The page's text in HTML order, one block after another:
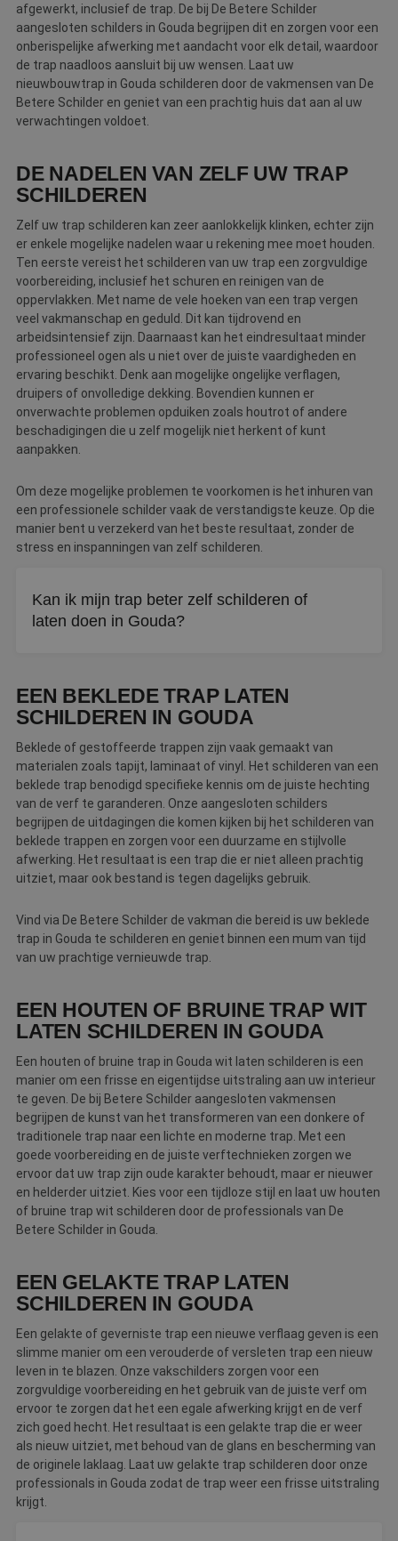
afgewerkt, inclusief de trap. De bij De Betere Schilder
aangesloten schilders in Gouda begrijpen dit en zorgen voor een
onberispelijke afwerking met aandacht voor elk detail, waardoor
de trap naadloos aansluit bij uw wensen. Laat uw
nieuwbouwtrap in Gouda schilderen door de vakmensen van De
Betere Schilder en geniet van een prachtig huis dat aan al uw
verwachtingen voldoet.
DE NADELEN VAN ZELF UW TRAP
SCHILDEREN
Zelf uw trap schilderen kan zeer aanlokkelijk klinken, echter zijn
er enkele mogelijke nadelen waar u rekening mee moet houden.
Ten eerste vereist het schilderen van uw trap een zorgvuldige
voorbereiding, inclusief het schuren en reinigen van de
oppervlakken. Met name de vele hoeken van een trap vergen
veel vakmanschap en geduld. Dit kan tijdrovend en
arbeidsintensief zijn. Daarnaast kan het eindresultaat minder
professioneel ogen als u niet over de juiste vaardigheden en
ervaring beschikt. Denk aan mogelijke ongelijke verflagen,
druipers of onvolledige dekking. Bovendien kunnen er
onverwachte problemen opduiken zoals houtrot of andere
beschadigingen die u zelf mogelijk niet herkent of kunt
aanpakken.
Om deze mogelijke problemen te voorkomen is het inhuren van
een professionele schilder vaak de verstandigste keuze. Op die
manier bent u verzekerd van het beste resultaat, zonder de
stress en inspanningen van zelf schilderen.
Kan ik mijn trap beter zelf schilderen of
laten doen in Gouda?
en een vakschilder herkent ook houtrot en andere
verborgen gebreken.
EEN BEKLEDE TRAP LATEN
SCHILDEREN IN GOUDA
Beklede of gestoffeerde trappen zijn vaak gemaakt van
materialen zoals tapijt, laminaat of vinyl. Het schilderen van een
beklede trap benodigd specifieke kennis om de juiste hechting
van de verf te garanderen. Onze aangesloten schilders
begrijpen de uitdagingen die komen kijken bij het schilderen van
beklede trappen en zorgen voor een duurzame en stijlvolle
afwerking. Het resultaat is een trap die er niet alleen prachtig
uitziet, maar ook bestand is tegen dagelijks gebruik.
Vind via De Betere Schilder de vakman die bereid is uw beklede
trap in Gouda te schilderen en geniet binnen een mum van tijd
van uw prachtige vernieuwde trap.
EEN HOUTEN OF BRUINE TRAP WIT
LATEN SCHILDEREN IN GOUDA
Een houten of bruine trap in Gouda wit laten schilderen is een
manier om een frisse en eigentijdse uitstraling aan uw interieur
te geven. De bij Betere Schilder aangesloten vakmensen
begrijpen de kunst van het transformeren van een donkere of
traditionele trap naar een lichte en moderne trap. Met een
goede voorbereiding en de juiste verftechnieken zorgen we
ervoor dat uw trap zijn oude karakter behoudt, maar er nieuwer
en helderder uitziet. Kies voor een tijdloze stijl en laat uw houten
of bruine trap wit schilderen door de professionals van De
Betere Schilder in Gouda.
EEN GELAKTE TRAP LATEN
SCHILDEREN IN GOUDA
Een gelakte of geverniste trap een nieuwe verflaag geven is een
slimme manier om een verouderde of versleten trap een nieuw
leven in te blazen. Onze vakschilders zorgen voor een
zorgvuldige voorbereiding en het gebruik van de juiste verf om
ervoor te zorgen dat het een egale afwerking krijgt en de verf
zich goed hecht. Het resultaat is een gelakte trap die er weer
als nieuw uitziet, met behoud van de glans en bescherming van
de originele laklaag. Laat uw gelakte trap schilderen door onze
professionals in Gouda zodat de trap weer een frisse uitstraling
krijgt.